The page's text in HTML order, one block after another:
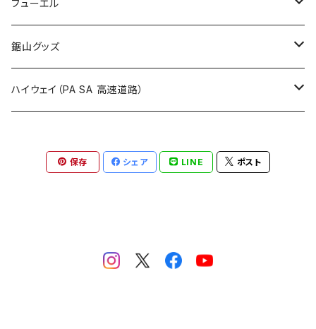
ROUTE 700～799号線
ROUTE 600～699号線
ROUTE 700～799号線
茨城県
栃木県
群馬県
撮影禁止
ホテルキーホルダー
たばこ・禁煙ステッカー
フューエル
ステッカー
鋸山グッズ
Tシャツ
ステッカー
アクリルキーホルダー
ハイウェイ（PA SA 高速道路）
保存 シェア LINE ポスト